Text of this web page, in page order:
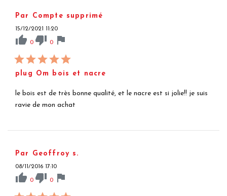
Par Compte supprimé
15/12/2021 11:20
thumb_up 0 thumb_down 0 flag
plug Om bois et nacre
le bois est de très bonne qualité, et le nacre est si jolie!! je suis
ravie de mon achat
Par Geoffroy s.
08/11/2016 17:10
thumb_up 0 thumb_down 0 flag